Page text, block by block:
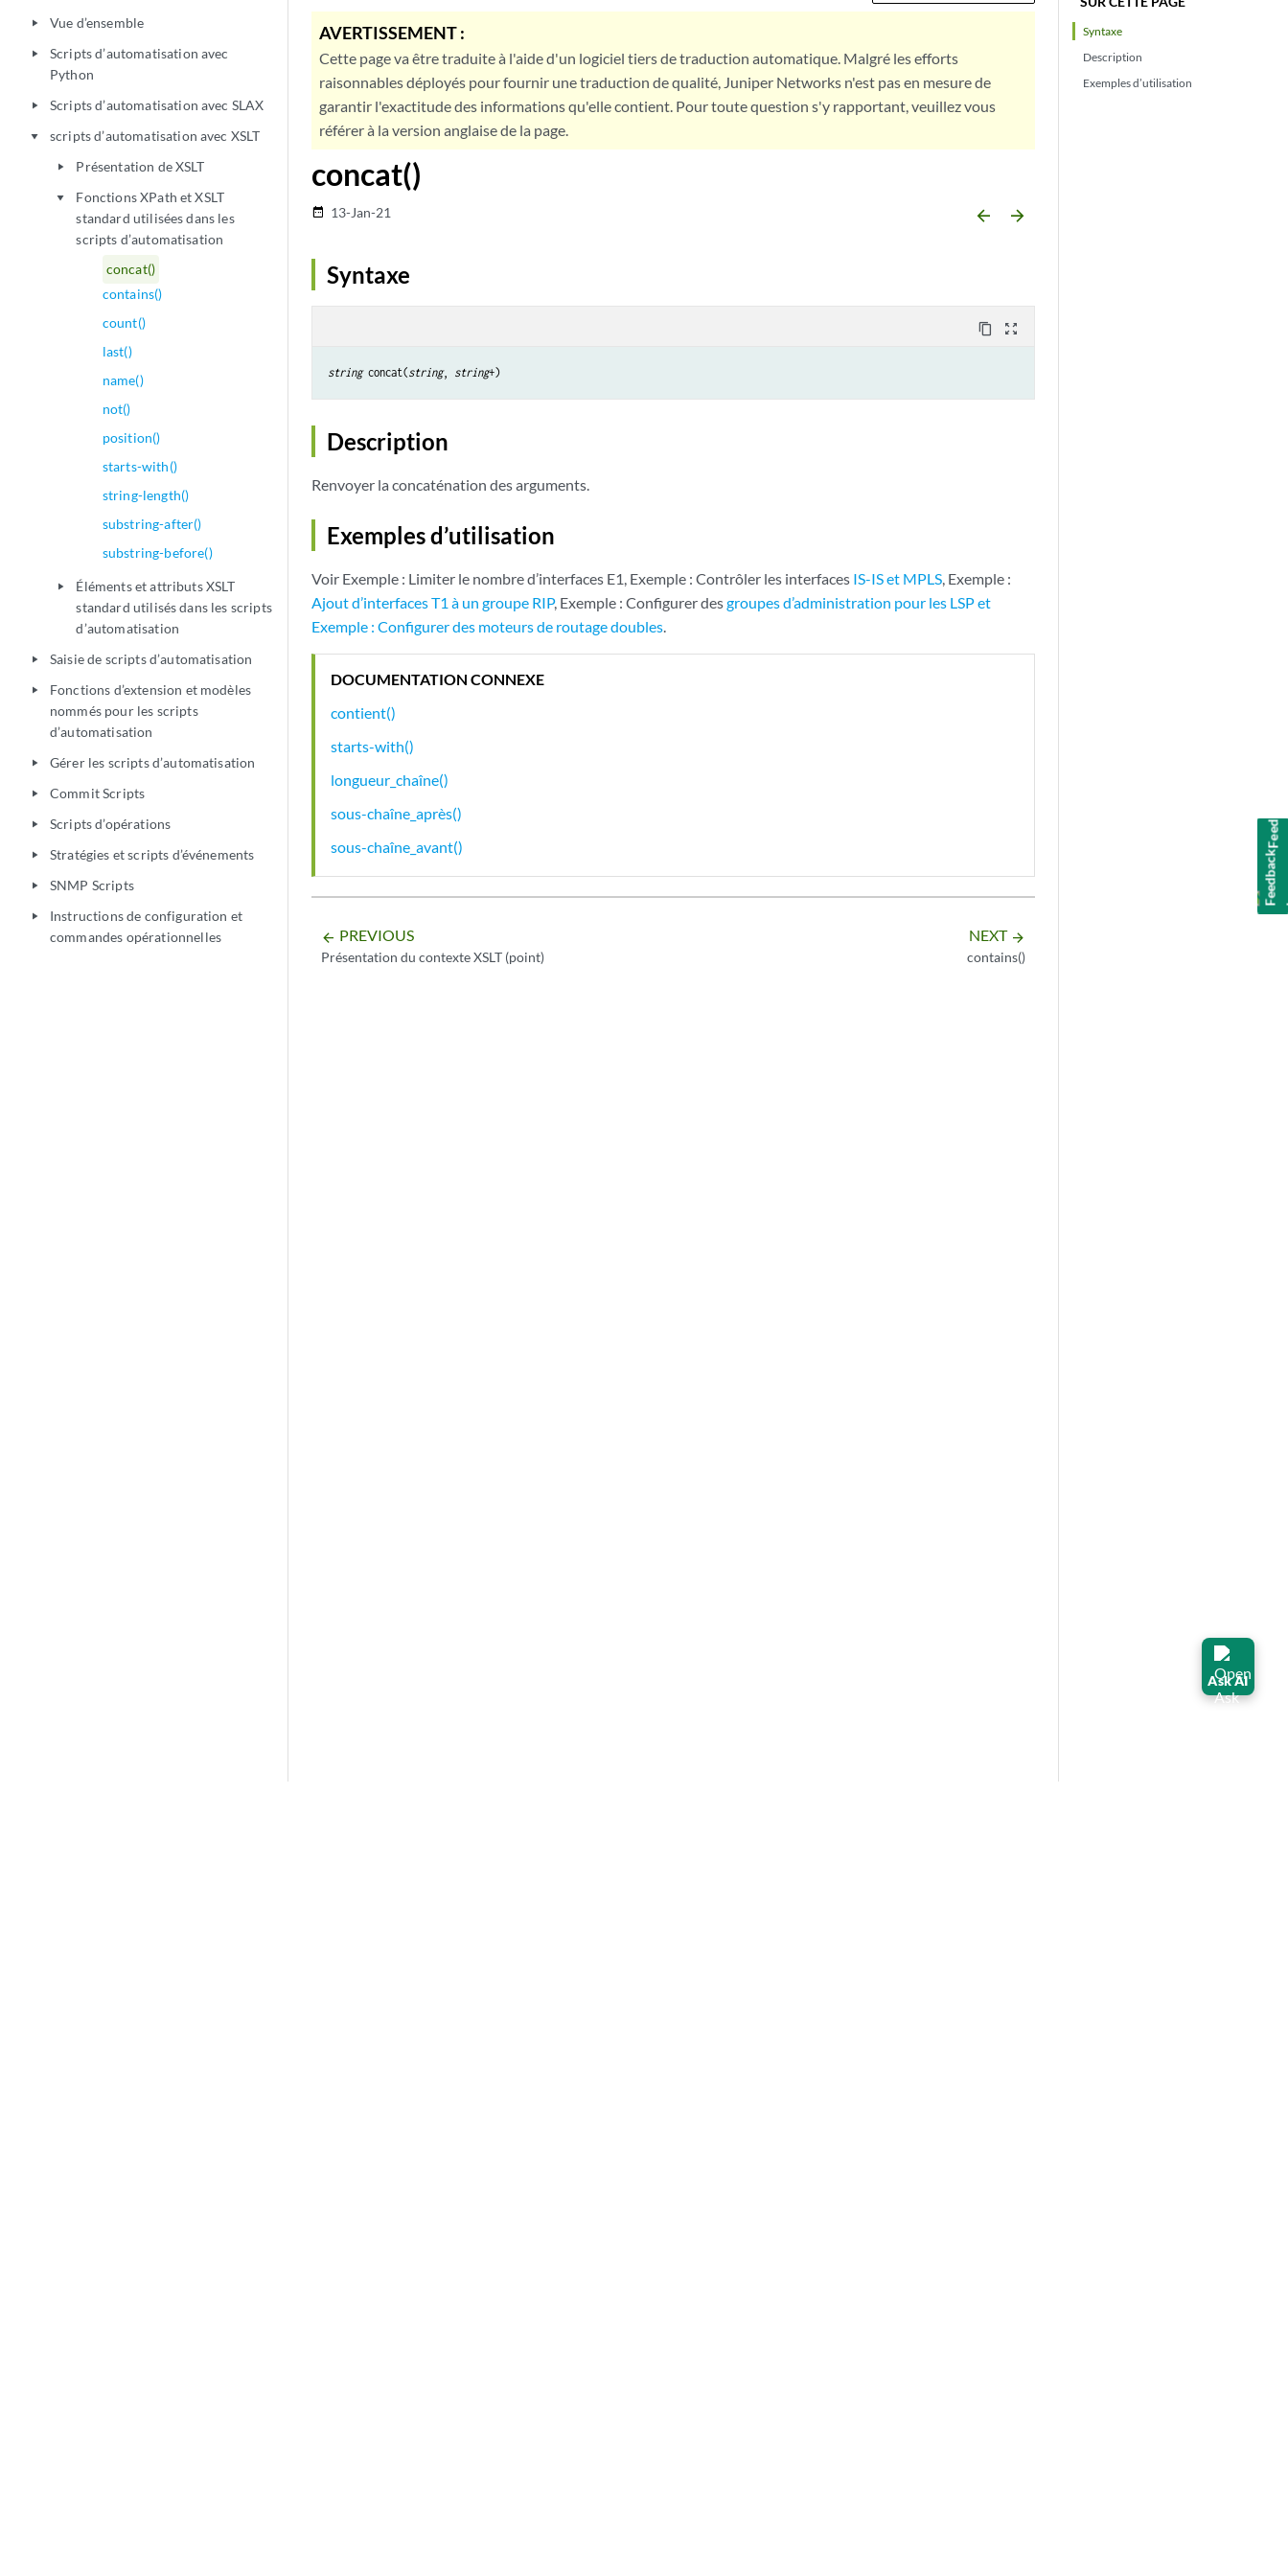
play_arrow Vue d’ensemble
play_arrow
Scripts d’automatisation avec
Python
play_arrow Scripts d’automatisation avec SLAX
play_arrow scripts d’automatisation avec XSLT
play_arrow Présentation de XSLT
play_arrow
Fonctions XPath et XSLT
standard utilisées dans les
scripts d’automatisation
concat()
contains()
count()
last()
name()
not()
position()
starts-with()
string-length()
substring-after()
substring-before()
play_arrow
Éléments et attributs XSLT
standard utilisés dans les scripts
d’automatisation
play_arrow Saisie de scripts d’automatisation
play_arrow
Fonctions d’extension et modèles
nommés pour les scripts
d’automatisation
play_arrow Gérer les scripts d’automatisation
play_arrow Commit Scripts
play_arrow Scripts d’opérations
play_arrow Stratégies et scripts d’événements
play_arrow SNMP Scripts
play_arrow
Instructions de configuration et
commandes opérationnelles
Syntaxe
Description
Exemples d’utilisation
AVERTISSEMENT :
Cette page va être traduite à l'aide d'un logiciel tiers de traduction automatique. Malgré les efforts
raisonnables déployés pour fournir une traduction de qualité, Juniper Networks n'est pas en mesure de
garantir l'exactitude des informations qu'elle contient. Pour toute question s'y rapportant, veuillez vous
référer à la version anglaise de la page.
concat()
date_range 13-Jan-21 arrow_backward arrow_forward
Syntaxe
content_copy zoom_out_map
string concat(string, string+)
Description
Renvoyer la concaténation des arguments.
Exemples d’utilisation
Voir Exemple : Limiter le nombre d’interfaces E1, Exemple : Contrôler les interfaces IS-IS et MPLS, Exemple :
Ajout d’interfaces T1 à un groupe RIP, Exemple : Configurer desgroupes d’administration pour les LSP et
Exemple : Configurerdes moteurs de routage doubles.
DOCUMENTATION CONNEXE
contient()
starts-with()
longueur_chaîne()
sous-chaîne_après()
sous-chaîne_avant()
arrow_backward PREVIOUS
Présentation du contexte XSLT (point)
NEXT arrow_forward
contains()
Ask AI
Feedback